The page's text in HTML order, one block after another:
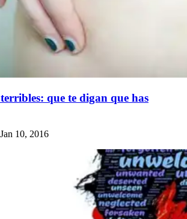
terribles: que te digan que has
10, 2016